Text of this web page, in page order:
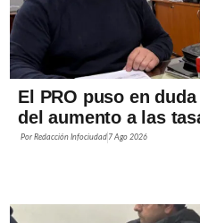
El PRO puso en
del aumento a las
PorRedacción Infociudad 7 Ago 2026